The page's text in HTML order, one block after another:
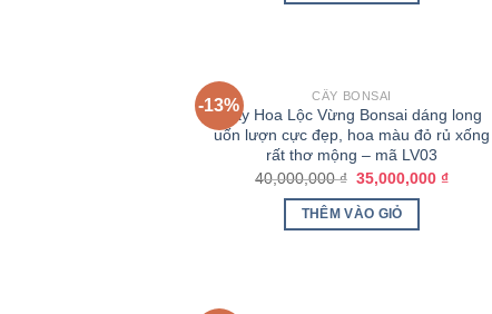
-13%
CÂY BONSAI
Cây Hoa Lộc Vừng Bonsai dáng long
uốn lượn cực đẹp, hoa màu đỏ rủ xống
rất thơ mộng – mã LV03
40,000,000₫ 35,000,000 ₫
THÊM VÀO GIỎ